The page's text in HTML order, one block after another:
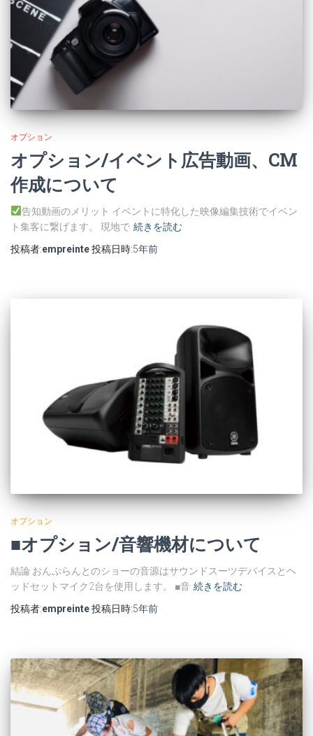
オプション
オプション/イベント広告動画、CM
作成について
告知動画のメリット イベントに特化した映像編集技術でイベン
ト集客に繋げます。 現地で 続きを読む
投稿者:empreinte投稿日時:5年前
オプション
■オプション/音響機材について
結論 おんぷらんとのショーの音源はサウンドスーツデバイスとヘ
ッドセットマイク2台を使用します。 ■音 続きを読む
投稿者:empreinte投稿日時:5年前